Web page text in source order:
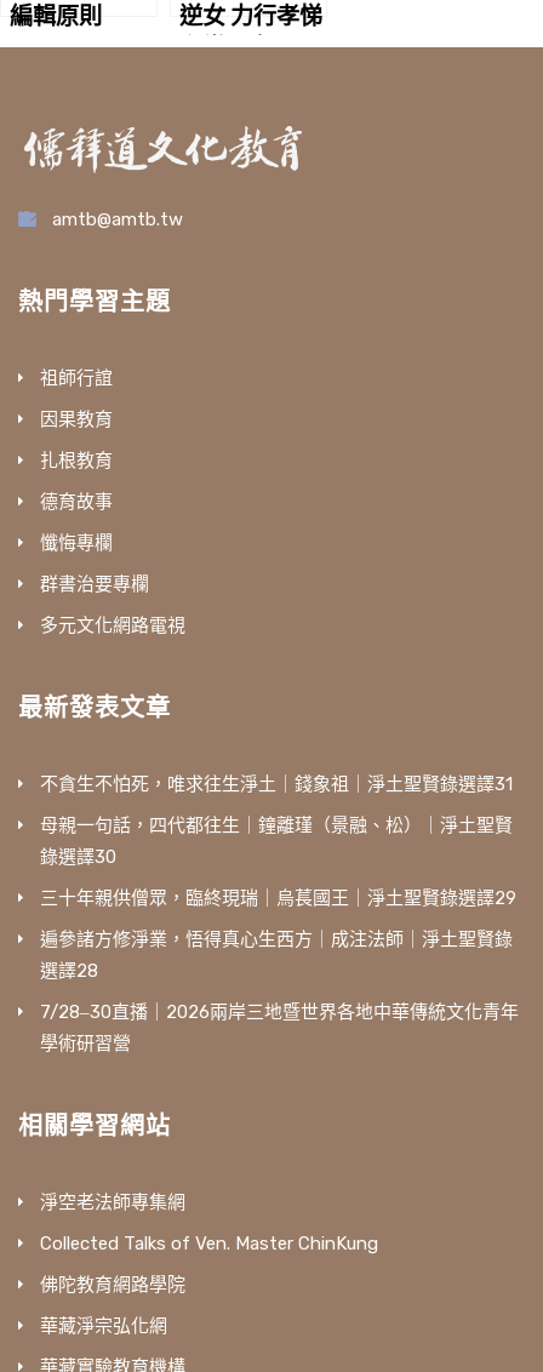
編輯原則
逆女 力行孝悌
和樂全家
amtb@amtb.tw
熱門學習主題
祖師行誼
因果教育
扎根教育
德育故事
懺悔專欄
群書治要專欄
多元文化網路電視
最新發表文章
不貪生不怕死，唯求往生淨土｜錢象祖｜淨土聖賢錄選譯31
母親一句話，四代都往生｜鐘離瑾（景融、松）｜淨土聖賢
錄選譯30
三十年親供僧眾，臨終現瑞｜烏萇國王｜淨土聖賢錄選譯29
遍參諸方修淨業，悟得真心生西方｜成注法師｜淨土聖賢錄
選譯28
7/28‒30直播｜2026兩岸三地暨世界各地中華傳統文化青年
學術研習營
相關學習網站
淨空老法師專集網
Collected Talks of Ven. Master ChinKung
佛陀教育網路學院
華藏淨宗弘化網
華藏實驗教育機構